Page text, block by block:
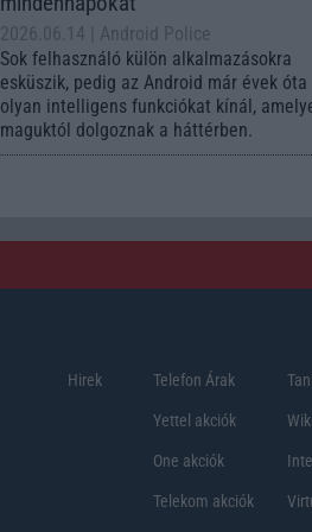
2026.06.14
| Android Police
Sok felhasználó külön alkalmazásokra
esküszik, pedig az Android már évek óta
olyan intelligens funkciókat kínál,
maguktól dolgoznak a háttérben.
Hirek Telefon Árak
Yettel akciók
One akciók
Telekom akciók
Wiki